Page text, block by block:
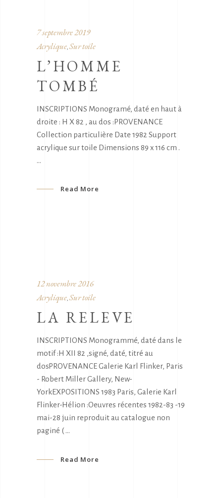
7 septembre 2019
Acrylique Sur toile
L’HOMME
TOMBÉ
INSCRIPTIONS Monogramé, daté en haut à
droite : H X 82 , au dos :PROVENANCE
Collection particulière Date 1982 Support
acrylique sur toile Dimensions 89 x 116 cm .
Read More
12 novembre 2016
Acrylique, Sur toile
LA RELEVE
INSCRIPTIONS Monogrammé, daté dans le
motif :H XII 82 ,signé, daté, titré au
dosPROVENANCE Galerie Karl Flinker, Paris
- Robert Miller Gallery, New-
YorkEXPOSITIONS 1983 Paris, Galerie Karl
Flinker-Hélion :Oeuvres récentes 1982-83 -19
mai-28 juin reproduit au catalogue non
paginé (
Read More